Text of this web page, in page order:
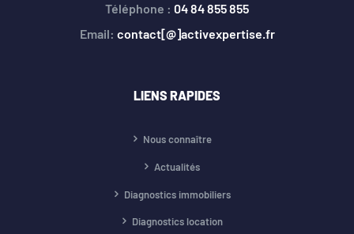
Téléphone : 04 84 855 855
Email: contact[@]activexpertise.fr
LIENS RAPIDES
Nous connaître
Actualités
Diagnostics immobiliers
Diagnostics location